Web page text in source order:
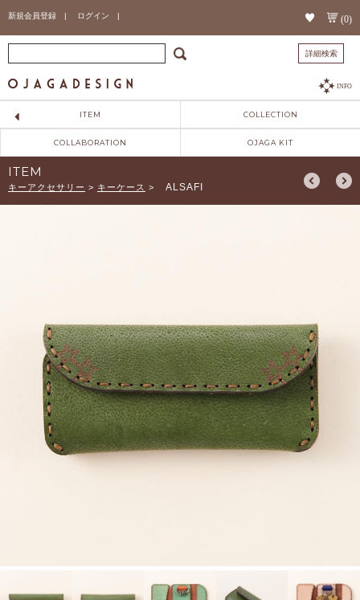
新規会員登録 | ログイン | (0)
詳細検索
INFO
ITEM COLLECTION
COLLABORATION OJAGA KIT
ITEM
キーアクセサリー > キーケース > ALSAFI